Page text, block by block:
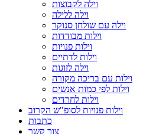
וילה לקבוצות
וילה ללילה
וילה עם שולחן סנוקר
וילות מבודדות
וילות פנויות
וילות לדתיים
וילה לזוגות
וילות עם בריכה מקורה
וילות לפי כמות אנשים
וילות לחרדים
וילות פנויות לסופ"ש הקרוב
כתבות
צור קשר